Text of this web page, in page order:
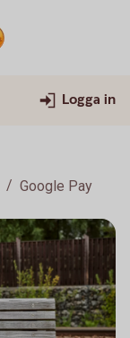
Logga in
Google Pay